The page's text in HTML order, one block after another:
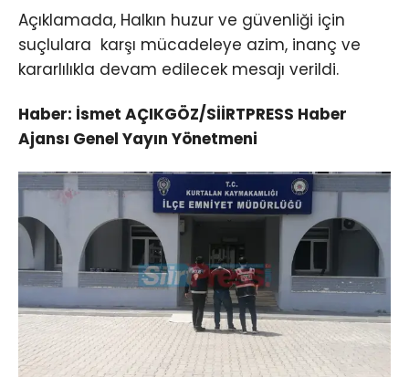
Açıklamada, Halkın huzur ve güvenliği için
suçlulara karşı mücadeleye azim, inanç ve
kararlılıkla devam edilecek mesajı verildi.
Haber: İsmet AÇIKGÖZ/SİİRTPRESS Haber
Ajansı Genel Yayın Yönetmeni